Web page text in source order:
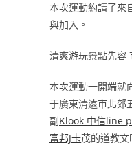
本次運動約請了來
與加入。
清爽游玩景點先容
本次運動一開端就
于廣東清遠市北郊
副Klook 中信line
富邦J卡茂的道教